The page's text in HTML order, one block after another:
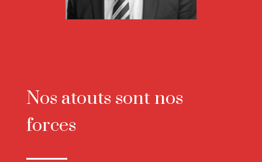
Nos atouts sont nos
forces